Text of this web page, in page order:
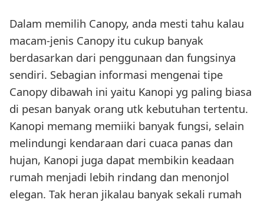
Dalam memilih Canopy, anda mesti tahu kalau
macam-jenis Canopy itu cukup banyak
berdasarkan dari penggunaan dan fungsinya
sendiri. Sebagian informasi mengenai tipe
Canopy dibawah ini yaitu Kanopi yg paling biasa
di pesan banyak orang utk kebutuhan tertentu.
Kanopi memang memiiki banyak fungsi, selain
melindungi kendaraan dari cuaca panas dan
hujan, Kanopi juga dapat membikin keadaan
rumah menjadi lebih rindang dan menonjol
elegan. Tak heran jikalau banyak sekali rumah